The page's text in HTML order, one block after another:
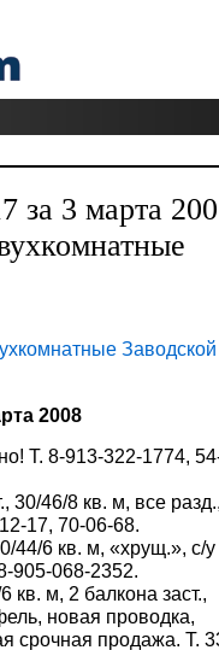
за 3 марта
Заводской
2008
Т. 8-913-322-1774,
30/46/8 кв. м, все
17, 70-06-68.
44/6 кв. м, «хрущ.», с/у
905-068-2352.
кв. м, 2 балкона заст.,
новая проводка,
срочная продажа. Т.